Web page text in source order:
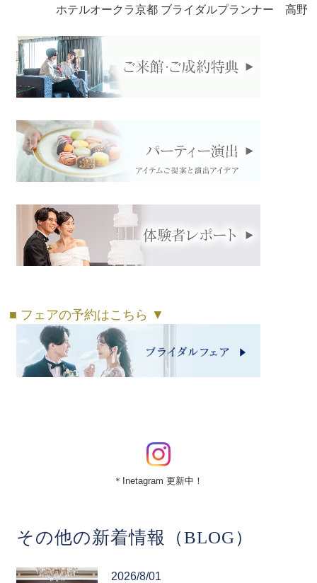
ホテルオークラ京都 ブライダルプランナー 高野
■ フェアの予約はこちら ▼
＊Inetagram 更新中！
その他の新着情報（BLOG）
2026/8/01